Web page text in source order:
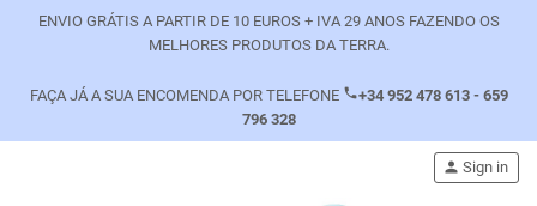
ENVIO GRÁTIS A PARTIR DE 10 EUROS + IVA 29 ANOS FAZENDO OS
MELHORES PRODUTOS DA TERRA.
FAÇA JÁ A SUA ENCOMENDA POR TELEFONE phone+34 952 478 613 - 659
796 328
person Sign in